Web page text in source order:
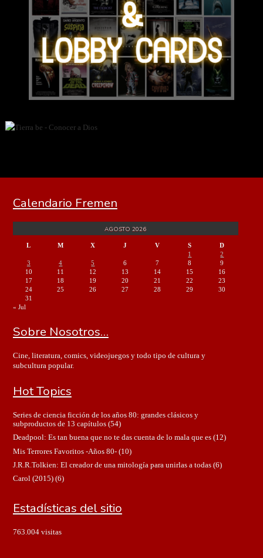
Calendario Fremen
AGOSTO 2026
L M X J V S
D
1
2
3
4 5 6 7 8
9
10
11 12 13 14 15
16
17
18 19 20 21 22
23
24
25 26 27 28 29
30
31
« Jul
Sobre Nosotros…
Cine, literatura, comics, videojuegos y todo tipo de cultura y
subcultura popular.
Hot Topics
Series de ciencia ficción de los años 80: grandes clásicos y
subproductos de 13 capítulos(54)
Deadpool: Es tan buena que no te das cuenta de lo mala que es(12)
Mis Terrores Favoritos -Años 80-(10)
J.R.R.Tolkien: El creador de una mitología para unirlas a todas(6)
Carol (2015)(6)
Estadísticas del sitio
763.004 visitas